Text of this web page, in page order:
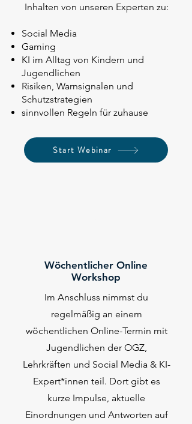
Inhalten von unseren Experten zu:
Social Media
Gaming
KI im Alltag von Kindern und
Jugendlichen
Risiken, Warnsignalen und
Schutzstrategien
sinnvollen Regeln für zuhause
Start Webinar
Wöchentlicher Online
Workshop
Im Anschluss nimmst du
regelmäßig an einem
wöchentlichen Online-Termin mit
Jugendlichen der OGZ,
Lehrkräften und Social Media & KI-
Expert*innen teil. Dort gibt es
kurze Impulse, aktuelle
Einordnungen und Antworten auf